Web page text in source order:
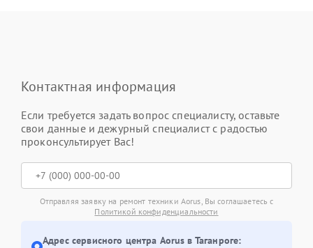
Контактная информация
Если требуется задать вопрос специалисту, оставьте
свои данные и дежурный специалист с радостью
проконсультирует Вас!
Отправляя заявку на ремонт техники Aorus, Вы соглашаетесь с
Политикой конфиденциальности
Адрес сервисного центра Aorus в Таганроге: